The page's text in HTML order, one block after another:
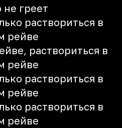
не греет
раствориться в
рейве
раствориться в
рейве
раствориться в
рейве
раствориться в
рейве